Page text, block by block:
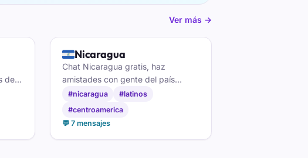
Ver más →
de
🇳🇮Nicaragua
Chat Nicaragua gratis, haz
amistades con gente del país
nicaraguense, busca tu amor.
#nicaragua
#latinos
#centroamerica
💬 7 mensajes